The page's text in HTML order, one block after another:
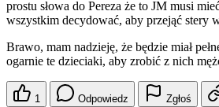
prostu słowa do Pereza że to JM musi
wszystkim decydować, aby przejąć stery
Brawo, mam nadzieję, że będzie miał
ogarnie te dzieciaki, aby zrobić z nich
1 Odpowiedz Zgłoś